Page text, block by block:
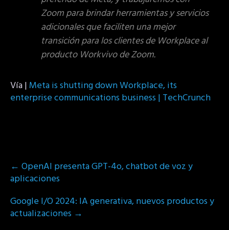
Zoom para brindar herramientas y servicios
adicionales que faciliten una mejor
transición para los clientes de Workplace al
producto Workvivo de Zoom.
Vía |Meta is shutting down Workplace, its
enterprise communications business | TechCrunch
Post
navigation
← OpenAI presenta GPT-4o, chatbot de voz y
aplicaciones
Google I/O 2024: IA generativa, nuevos productos y
actualizaciones →